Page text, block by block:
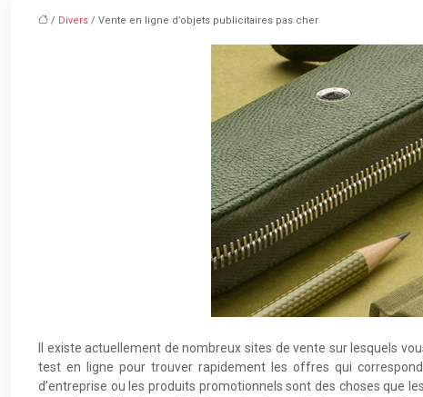
/ Divers / Vente en ligne d’objets publicitaires pas cher
Il existe actuellement de nombreux sites de vente sur lesquels
test en ligne pour trouver rapidement les offres qui
d’entreprise ou les produits promotionnels sont des choses que